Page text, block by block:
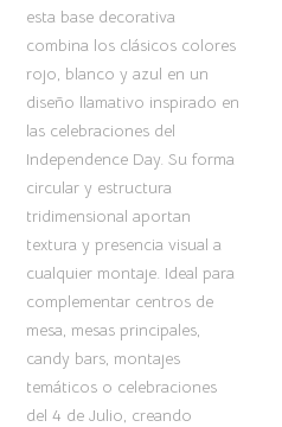
esta base decorativa
combina los clásicos colores
rojo, blanco y azul en un
diseño llamativo inspirado en
las celebraciones del
Independence Day. Su forma
circular y estructura
tridimensional aportan
textura y presencia visual a
cualquier montaje. Ideal para
complementar centros de
mesa, mesas principales,
candy bars, montajes
temáticos o celebraciones
del 4 de Julio, creando